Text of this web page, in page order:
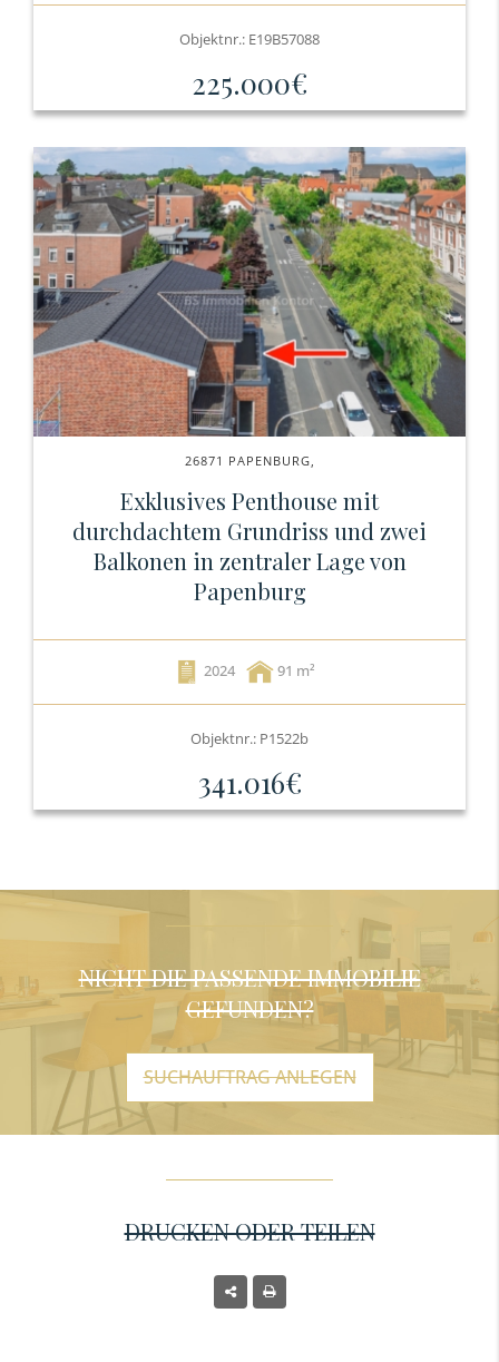
Objektnr.: E19B57088
225.000€
26871 PAPENBURG,
Exklusives Penthouse mit
durchdachtem Grundriss und zwei
Balkonen in zentraler Lage von
Papenburg
2024 91
Objektnr.: P1522b
341.016€
NICHT DIE PASSENDE IMMOBILIE
GEFUNDEN?
SUCHAUFTRAG ANLEGEN
DRUCKEN ODER TEILEN